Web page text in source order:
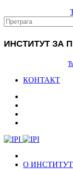
ИНСТИТУТ ЗА
КОНТАКТ
О